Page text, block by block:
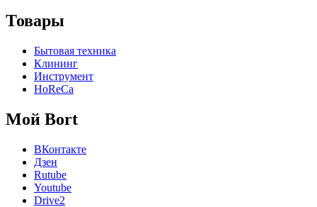
Товары
Бытовая техника
Клининг
Инструмент
HoReCa
Мой Bort
ВКонтакте
Дзен
Rutube
Youtube
Drive2